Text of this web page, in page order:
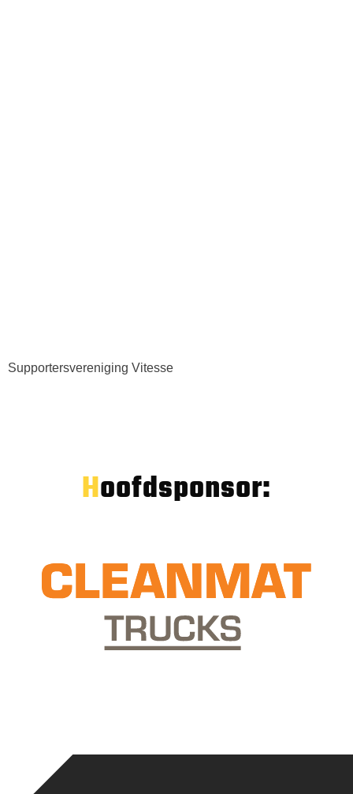
Supportersvereniging Vitesse
Hoofdsponsor: